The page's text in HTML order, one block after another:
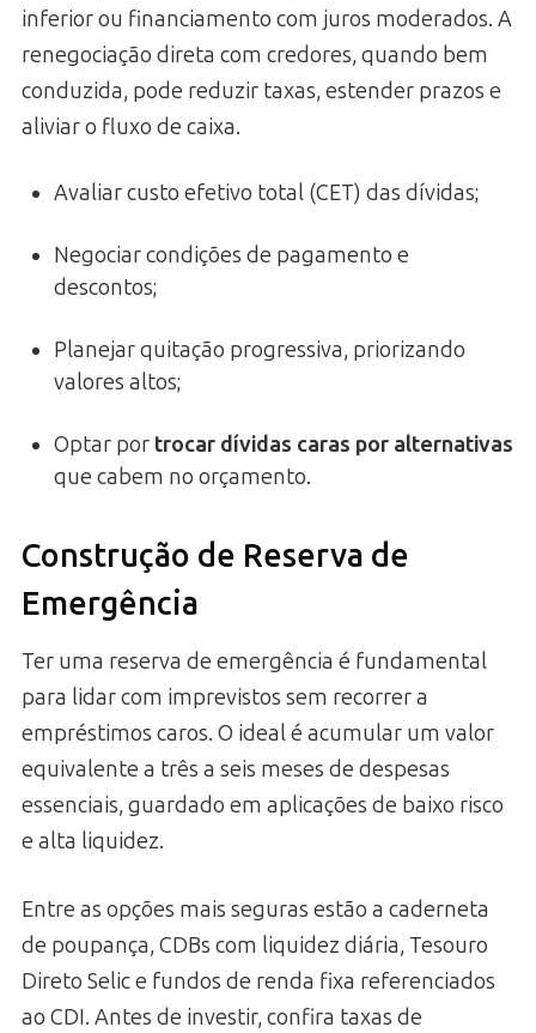
inferior ou financiamento com juros moderados. A
renegociação direta com credores, quando bem
conduzida, pode reduzir taxas, estender prazos e
aliviar o fluxo de caixa.
Avaliar custo efetivo total (CET) das dívidas;
Negociar condições de pagamento e
descontos;
Planejar quitação progressiva, priorizando
valores altos;
Optar por trocar dívidas caras por alternativas
que cabem no orçamento.
Construção de Reserva de
Emergência
Ter uma reserva de emergência é fundamental
para lidar com imprevistos sem recorrer a
empréstimos caros. O ideal é acumular um valor
equivalente a três a seis meses de despesas
essenciais, guardado em aplicações de baixo risco
e alta liquidez.
Entre as opções mais seguras estão a caderneta
de poupança, CDBs com liquidez diária, Tesouro
Direto Selic e fundos de renda fixa referenciados
ao CDI. Antes de investir, confira taxas de